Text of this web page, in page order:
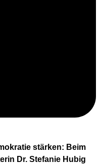
stärken: Beim
Dr. Stefanie Hubig